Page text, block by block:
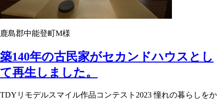
鹿島郡中能登町M様
築140年の古民家がセカンドハウスとし
て再生しました。
TDYリモデルスマイル作品コンテスト2023 憧れの暮らしをか